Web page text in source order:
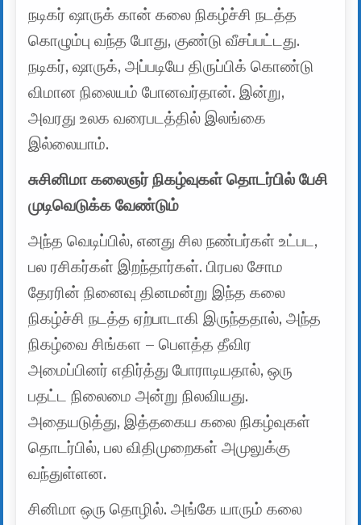
நடிகர் ஷாருக் கான் கலை நிகழ்ச்சி நடத்த
கொழும்பு வந்த போது, குண்டு வீசப்பட்டது.
நடிகர், ஷாருக், அப்படியே திருப்பிக் கொண்டு
விமான நிலையம் போனவர்தான். இன்று,
அவரது உலக வரைபடத்தில் இலங்கை
இல்லையாம்.
சுசினிமா கலைஞர் நிகழ்வுகள் தொடர்பில் பேசி
முடிவெடுக்க வேண்டும்
அந்த வெடிப்பில், எனது சில நண்பர்கள் உட்பட,
பல ரசிகர்கள் இறந்தார்கள். பிரபல சோம
தேரரின் நினைவு தினமன்று இந்த கலை
நிகழ்ச்சி நடத்த ஏற்பாடாகி இருந்ததால், அந்த
நிகழ்வை சிங்கள – பெளத்த தீவிர
அமைப்பினர் எதிர்த்து போராடியதால், ஒரு
பதட்ட நிலைமை அன்று நிலவியது.
அதையடுத்து, இத்தகைய கலை நிகழ்வுகள்
தொடர்பில், பல விதிமுறைகள் அமுலுக்கு
வந்துள்ளன.
சினிமா ஒரு தொழில். அங்கே யாரும் கலை